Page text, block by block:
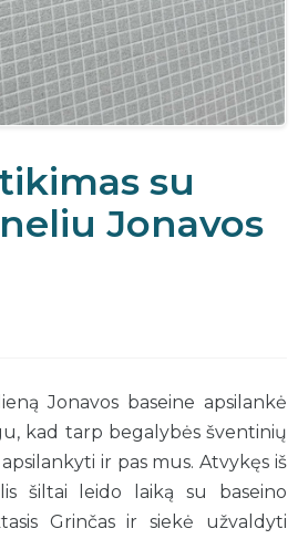
su
Jonavos
Jonavos baseine apsilankė
kad tarp begalybės šventinių
ir pas mus. Atvykęs iš
šiltai leido laiką su baseino
Grinčas ir siekė užvaldyti